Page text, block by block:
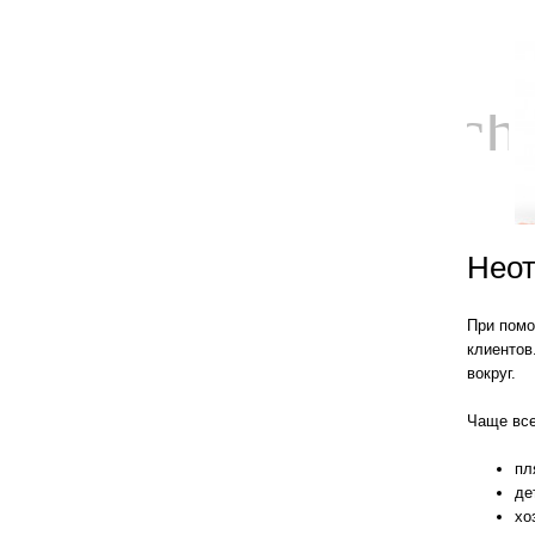
При
вокруг.
Чаще